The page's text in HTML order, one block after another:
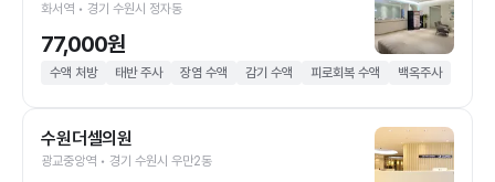
화서역 • 경기 수원시 정자동
77,000원
수액 처방 태반 주사 장염 수액 감기 수액 피로회복 수액 백옥주사
수원더셀의원
광교중앙역 • 경기 수원시 우만2동